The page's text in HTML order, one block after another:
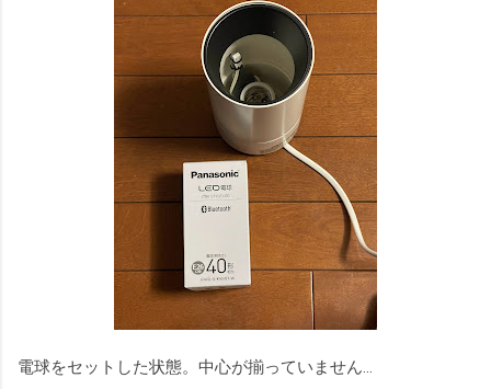
電球をセットした状態。中心が揃っていません…